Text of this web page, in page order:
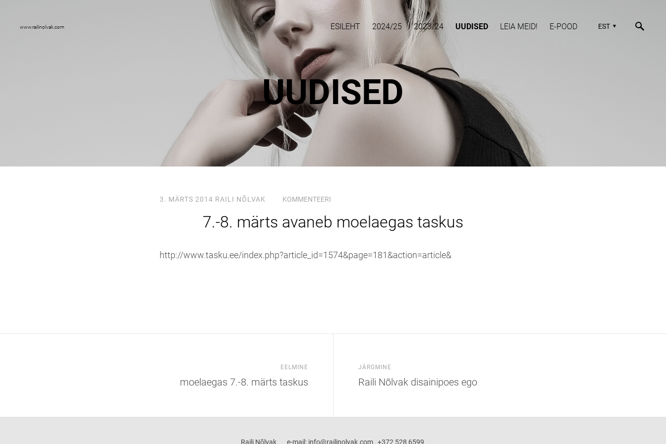
www.railinolvak.com ESILEHT 2024/25 2023/24 UUDISED LEIA MEID! E-POOD EST
UUDISED
3. MÄRTS 2014 RAILI NÕLVAK KOMMENTEERI
7.-8. märts avaneb moelaegas taskus
http://www.tasku.ee/index.php?article_id=1574&page=181&action=article&
EELMINE
moelaegas 7.-8. märts taskus
JÄRGMINE
Raili Nõlvak disainipoes ego
Raili Nõlvak e-mail: info@railinolvak.com +372 528 6599